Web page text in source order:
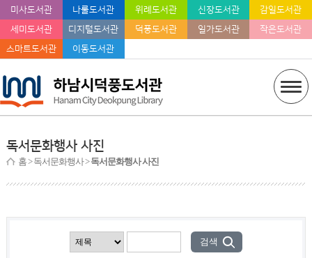
미사도서관 나룰도서관 위례도서관 신장도서관
감일도서관
세미도서관
디지털도서관 덕풍도서관 일가도서관
작은도서관
스마트도서관
이동도서관
독서문화행사 사진
홈> 독서문화행사 >독서문화행사 사진